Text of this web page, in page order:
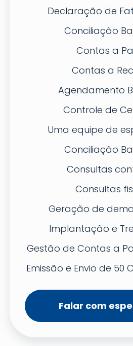
Declaração de
Conciliação
Contas a
Contas a
Agendamento
Controle de
Uma equipe de
Conciliação
Consultas
Consultas
Geração de
Implantação e
Gestão de Contas a
Emissão e Envio de 50
Falar com